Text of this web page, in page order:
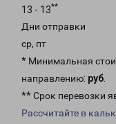
13 - 13**
Дни отправки
ср, пт
* Минимальная
направлению: руб.
** Срок перевозки
Рассчитайте в